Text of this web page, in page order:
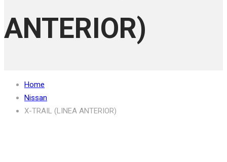
ANTERIOR)
Home
Nissan
X-TRAIL (LINEA ANTERIOR)